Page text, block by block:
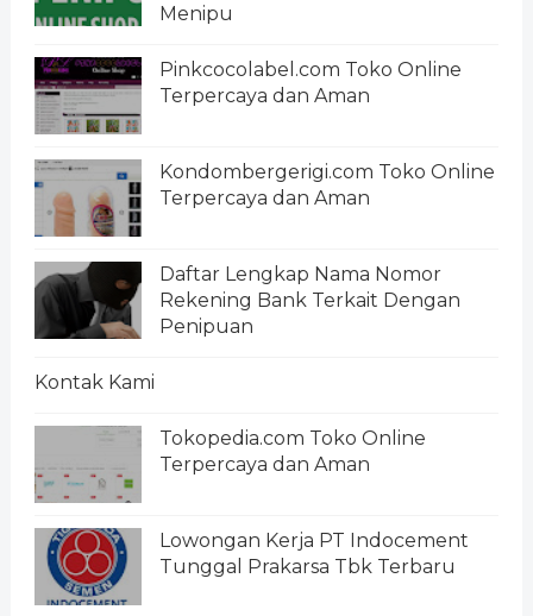
Menipu
Pinkcocolabel.com Toko Online
Terpercaya dan Aman
Kondombergerigi.com Toko Online
Terpercaya dan Aman
Daftar Lengkap Nama Nomor
Rekening Bank Terkait Dengan
Penipuan
Kontak Kami
Tokopedia.com Toko Online
Terpercaya dan Aman
Lowongan Kerja PT Indocement
Tunggal Prakarsa Tbk Terbaru